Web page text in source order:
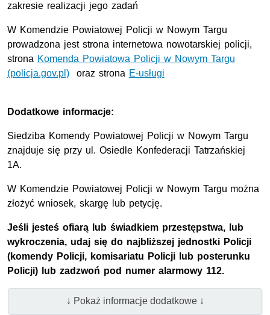
zakresie realizacji jego zadań
W Komendzie Powiatowej Policji w Nowym Targu
prowadzona jest strona internetowa nowotarskiej policji,
strona Komenda Powiatowa Policji w Nowym Targu
(policja.gov.pl) oraz strona E-usługi
Dodatkowe informacje:
Siedziba Komendy Powiatowej Policji w Nowym Targu
znajduje się przy ul. Osiedle Konfederacji Tatrzańskiej
1A.
W Komendzie Powiatowej Policji w Nowym Targu można
złożyć wniosek, skargę lub petycję.
Jeśli jesteś ofiarą lub świadkiem przestępstwa, lub
wykroczenia, udaj się do najbliższej jednostki Policji
(komendy Policji, komisariatu Policji lub posterunku
Policji) lub zadzwoń pod numer alarmowy 112.
↓ Pokaż informacje dodatkowe ↓